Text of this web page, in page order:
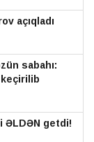
açıqladı
sabahı:
keçirilib
ƏLDƏN getdi!